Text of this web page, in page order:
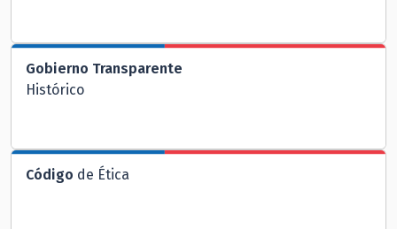
Gobierno Transparente
Histórico
Código de Ética